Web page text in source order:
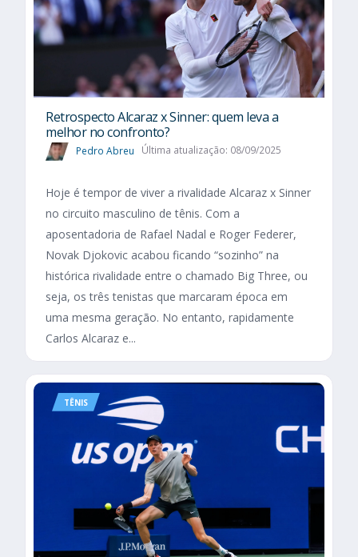
Retrospecto Alcaraz x Sinner: quem leva a
melhor no confronto?
Pedro Abreu Última atualização: 08/09/2025
Hoje é tempor de viver a rivalidade Alcaraz x Sinner
no circuito masculino de tênis. Com a
aposentadoria de Rafael Nadal e Roger Federer,
Novak Djokovic acabou ficando “sozinho” na
histórica rivalidade entre o chamado Big Three, ou
seja, os três tenistas que marcaram época em
uma mesma geração. No entanto, rapidamente
Carlos Alcaraz e...
TÊNIS